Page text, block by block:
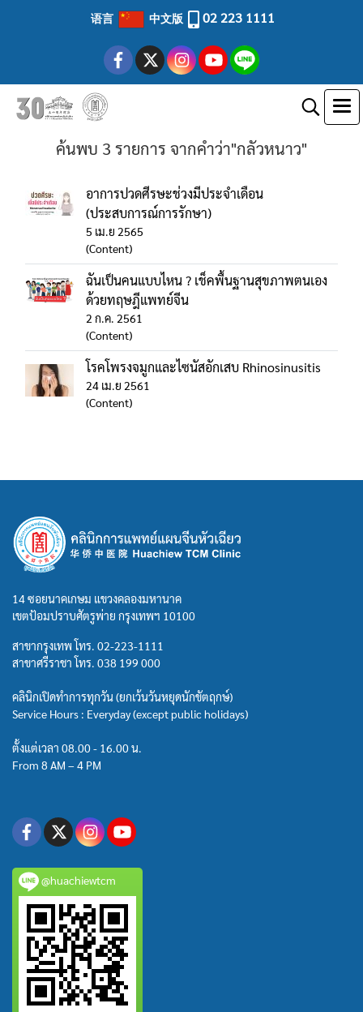
语言 中文版 02 223 1111
ค้นพบ 3 รายการ จากคำว่า"กลัวหนาว"
อาการปวดศีรษะช่วงมีประจำเดือน
(ประสบการณ์การรักษา)
5 เม.ย 2565
(Content)
ฉันเป็นคนแบบไหน ? เช็คพื้นฐานสุขภาพตนเอง
ด้วยทฤษฎีแพทย์จีน
2 ก.ค. 2561
(Content)
โรคโพรงจมูกและไซนัสอักเสบ Rhinosinusitis
24 เม.ย 2561
(Content)
14 ซอยนาคเกษม แขวงคลองมหานาค
เขตป้อมปราบศัตรูพ่าย กรุงเทพฯ 10100
สาขากรุงเทพ โทร. 02-223-1111
สาขาศรีราชา โทร. 038 199 000
คลินิกเปิดทำการทุกวัน (ยกเว้นวันหยุดนักขัตฤกษ์)
Service Hours : Everyday (except public holidays)
ตั้งแต่เวลา 08.00 - 16.00 น.
From 8 AM – 4 PM
@huachiewtcm